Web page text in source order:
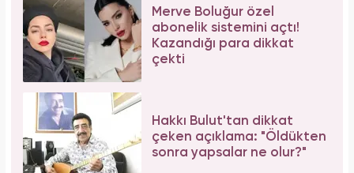
Merve Boluğur özel
abonelik sistemini açtı!
Kazandığı para dikkat
çekti
Hakkı Bulut'tan dikkat
çeken açıklama: "Öldükten
sonra yapsalar ne olur?"